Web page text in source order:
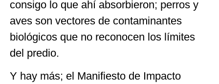
consigo lo que ahí absorbieron; perros y
aves son vectores de contaminantes
biológicos que no reconocen los límites
del predio.
Y hay más; el Manifiesto de Impacto